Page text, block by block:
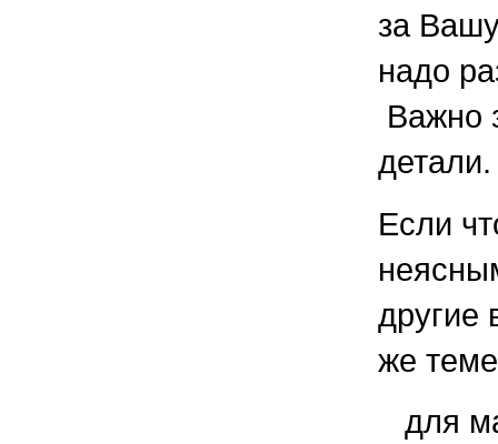
за
надо
Важно
детали.
Если
другие
же
для